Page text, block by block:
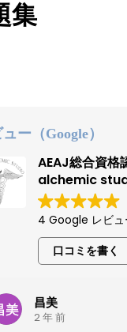
集
ー（Google）
AEAJ総合資格
alchemic
4 Google レビュ
口コミを書く
昌美
2 年 前